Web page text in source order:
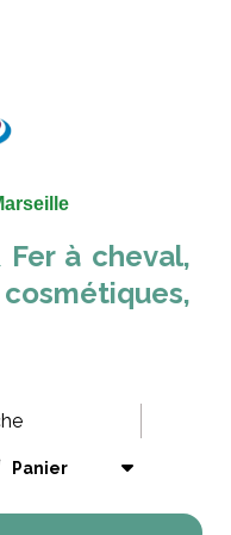
Fer à cheval,
Panier